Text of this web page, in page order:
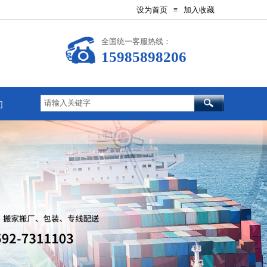
设为首页 ≡ 加入收藏
全国统一客服热线：
15985898206